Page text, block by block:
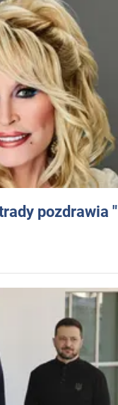
pozdrawia